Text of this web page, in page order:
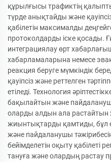
құрылғысы трафиктің
түрде анықтайды және
қабілетін максималды
протоколдарды іске қосады.
интеграциялау өрт
хабарламаларына немесе
реакция беруге мүмкіндік
қауіпсіз және реттелген
етіледі. Технология
бақылайтын және
оларды алдын ала растайтын
жиынтықтарды қамтиды, бұл
және пайдаланушы
бейімделетін оқыту
тануға және олардың растау